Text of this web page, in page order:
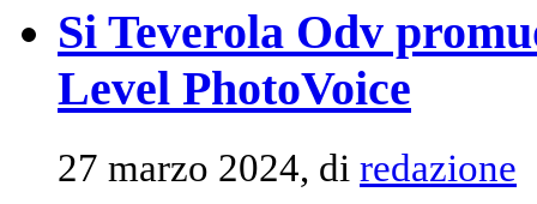
Si Teverola Odv
Level PhotoVoice
27 marzo 2024, di redazione